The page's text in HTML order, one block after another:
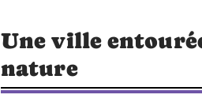
Une ville
nature